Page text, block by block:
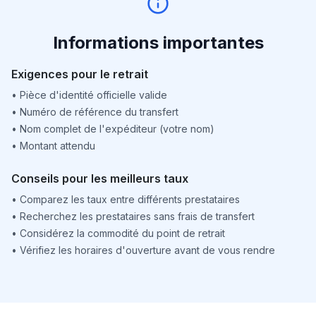
Informations importantes
Exigences pour le retrait
• Pièce d'identité officielle valide
• Numéro de référence du transfert
• Nom complet de l'expéditeur (votre nom)
• Montant attendu
Conseils pour les meilleurs taux
• Comparez les taux entre différents prestataires
• Recherchez les prestataires sans frais de transfert
• Considérez la commodité du point de retrait
• Vérifiez les horaires d'ouverture avant de vous rendre